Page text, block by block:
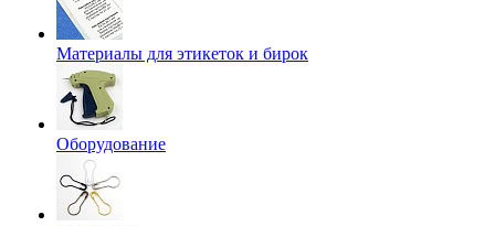
Материалы для этикеток и бирок
Оборудование